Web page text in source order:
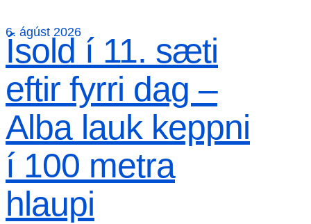
6. ágúst 2026
Ísold í 11. sæti
eftir fyrri dag –
Alba lauk keppni
í 100 metra
hlaupi